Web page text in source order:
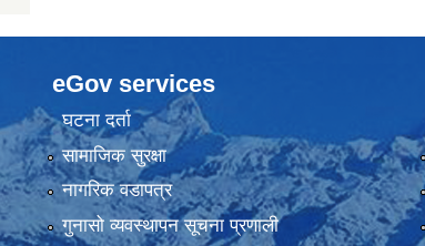
eGov services
घटना दर्ता
सामाजिक सुरक्षा
नागरिक वडापत्र
गुनासो व्यवस्थापन सूचना प्रणाली